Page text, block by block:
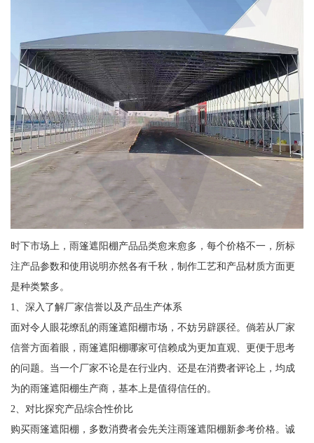
时下市场上，雨篷遮阳棚产品品类愈来愈多，每个价格不一，所标
注产品参数和使用说明亦然各有千秋，制作工艺和产品材质方面更
是种类繁多。
1、深入了解厂家信誉以及产品生产体系
面对令人眼花缭乱的雨篷遮阳棚市场，不妨另辟蹊径。倘若从厂家
信誉方面着眼，雨篷遮阳棚哪家可信赖成为更加直观、更便于思考
的问题。当一个厂家不论是在行业内、还是在消费者评论上，均成
为的雨篷遮阳棚生产商，基本上是值得信任的。
2、对比探究产品综合性价比
购买雨篷遮阳棚，多数消费者会先关注雨篷遮阳棚新参考价格。诚